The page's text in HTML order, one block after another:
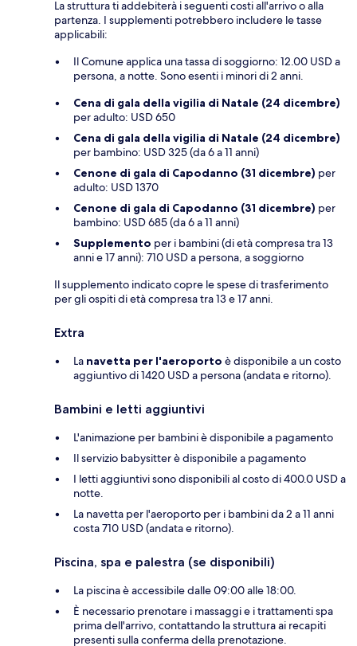
La struttura ti addebiterà i seguenti costi all'arrivo o alla
partenza. I supplementi potrebbero includere le tasse
applicabili:
Il Comune applica una tassa di soggiorno: 12.00 USD a
persona, a notte. Sono esenti i minori di 2 anni.
Cena di gala della vigilia di Natale (24 dicembre)
per adulto: USD 650
Cena di gala della vigilia di Natale (24 dicembre)
per bambino: USD 325 (da 6 a 11 anni)
Cenone di gala di Capodanno (31 dicembre) per
adulto: USD 1370
Cenone di gala di Capodanno (31 dicembre) per
bambino: USD 685 (da 6 a 11 anni)
Supplemento per i bambini (di età compresa tra 13
anni e 17 anni): 710 USD a persona, a soggiorno
Il supplemento indicato copre le spese di trasferimento
per gli ospiti di età compresa tra 13 e 17 anni.
Extra
La navetta per l'aeroporto è disponibile a un costo
aggiuntivo di 1420 USD a persona (andata e ritorno).
Bambini e letti aggiuntivi
L'animazione per bambini è disponibile a pagamento
Il servizio babysitter è disponibile a pagamento
I letti aggiuntivi sono disponibili al costo di 400.0 USD a
notte.
La navetta per l'aeroporto per i bambini da 2 a 11 anni
costa 710 USD (andata e ritorno).
Piscina, spa e palestra (se disponibili)
La piscina è accessibile dalle 09:00 alle 18:00.
È necessario prenotare i massaggi e i trattamenti spa
prima dell'arrivo, contattando la struttura ai recapiti
presenti sulla conferma della prenotazione.